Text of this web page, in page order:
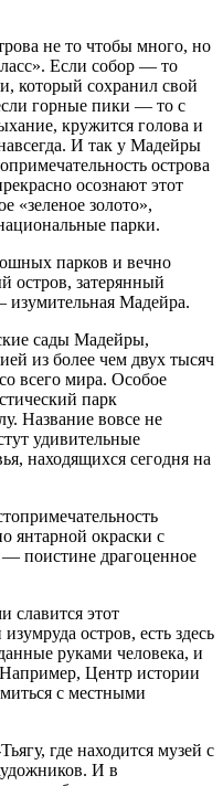
не то чтобы много, но
Если собор — то
который сохранил свой
горные пики — то с
кружится голова и
И так у Мадейры
острова
осознают этот
«зеленое золото»,
парки.
парков и вечно
остров, затерянный
изумительная Мадейра.
сады Мадейры,
из более чем двух тысяч
всего мира. Особое
парк
Название вовсе не
удивительные
находящихся сегодня на
янтарной окраски с
поистине драгоценное
славится этот
остров, есть здесь
руками человека, и
Центр истории
с местными
где находится музей с
И в